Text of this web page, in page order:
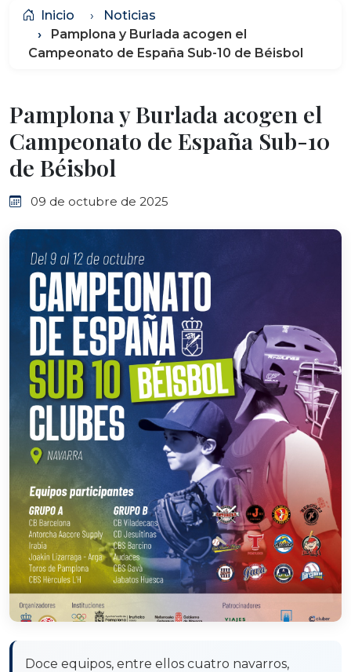
Inicio
Noticias
Pamplona y Burlada acogen el
Campeonato de España Sub-10 de Béisbol
Pamplona y Burlada acogen el
Campeonato de España Sub-10
de Béisbol
09 de octubre de 2025
Doce equipos, entre ellos cuatro navarros,